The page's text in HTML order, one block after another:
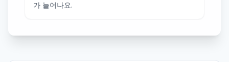
가 늘어나요.